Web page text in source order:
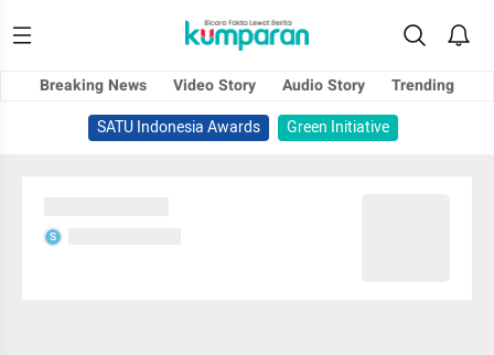
Breaking News Video Story Audio Story
Trending
SATU Indonesia Awards
Green Initiative
S